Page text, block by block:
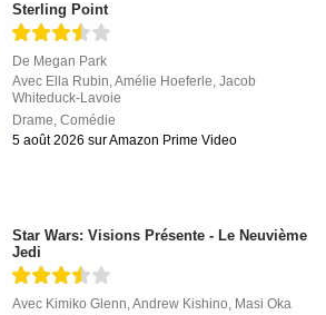
Sterling Point
De Megan Park
Avec Ella Rubin,Amélie Hoeferle,Jacob
Whiteduck-Lavoie
Drame,Comédie
5 août 2026 sur Amazon Prime Video
Star Wars: Visions Présente - Le Neuvième
Jedi
Avec Kimiko Glenn,Andrew Kishino, Masi Oka